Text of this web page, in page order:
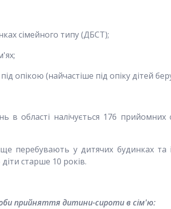
сімейного типу (ДБСТ);
опікою (найчастіше під опіку дітей
в області налічується 176 прийомних
перебувають у дитячих будинках та
старше 10 років.
прийняття дитини-сироти в сім'ю: